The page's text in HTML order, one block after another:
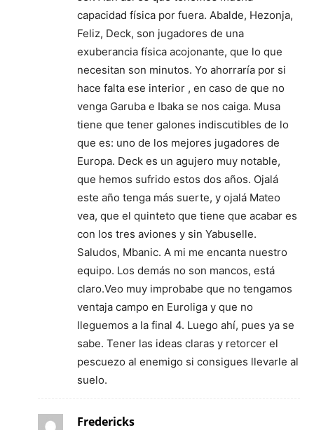
capacidad física por fuera. Abalde, Hezonja,
Feliz, Deck, son jugadores de una
exuberancia física acojonante, que lo que
necesitan son minutos. Yo ahorraría por si
hace falta ese interior , en caso de que no
venga Garuba e Ibaka se nos caiga. Musa
tiene que tener galones indiscutibles de lo
que es: uno de los mejores jugadores de
Europa. Deck es un agujero muy notable,
que hemos sufrido estos dos años. Ojalá
este año tenga más suerte, y ojalá Mateo
vea, que el quinteto que tiene que acabar es
con los tres aviones y sin Yabuselle.
Saludos, Mbanic. A mi me encanta nuestro
equipo. Los demás no son mancos, está
claro.Veo muy improbabe que no tengamos
ventaja campo en Euroliga y que no
lleguemos a la final 4. Luego ahí, pues ya se
sabe. Tener las ideas claras y retorcer el
pescuezo al enemigo si consigues llevarle al
suelo.
Fredericks